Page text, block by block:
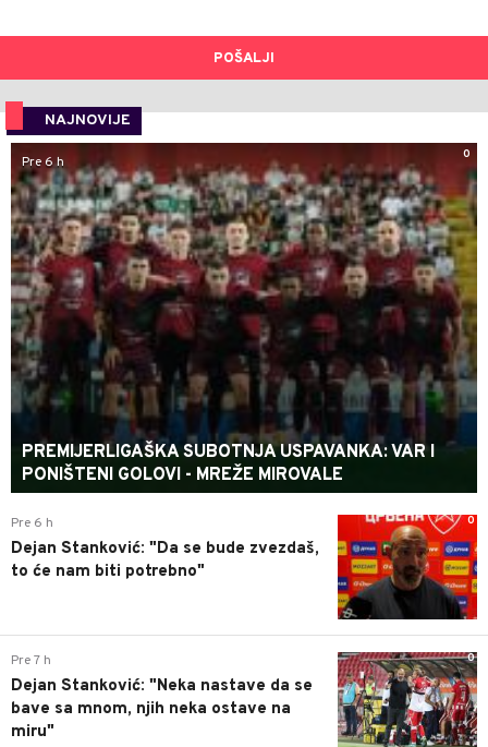
POŠALJI
NAJNOVIJE
0
Pre 6 h
PREMIJERLIGAŠKA SUBOTNJA USPAVANKA: VAR I
PONIŠTENI GOLOVI - MREŽE MIROVALE
0
Pre 6 h
Dejan Stanković: "Da se bude zvezdaš,
to će nam biti potrebno"
0
Pre 7 h
Dejan Stanković: "Neka nastave da se
bave sa mnom, njih neka ostave na
miru"